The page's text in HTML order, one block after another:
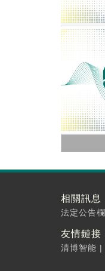
相關訊息
法定公告欄
友情鏈接
清博智能 |